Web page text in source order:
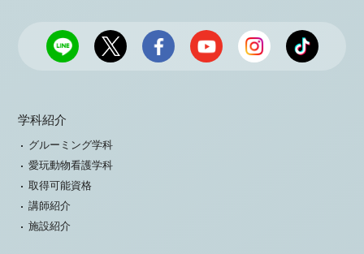
学科紹介
グルーミング学科
愛玩動物看護学科
取得可能資格
講師紹介
施設紹介